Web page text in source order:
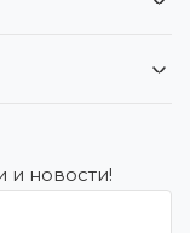
и новости!